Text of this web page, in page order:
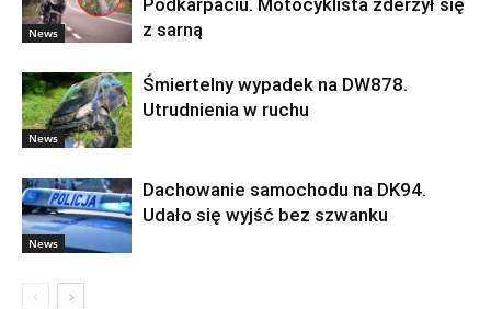
News
z sarną
News
Śmiertelny wypadek na DW878.
Utrudnienia w ruchu
News
Dachowanie samochodu na DK94.
Udało się wyjść bez szwanku